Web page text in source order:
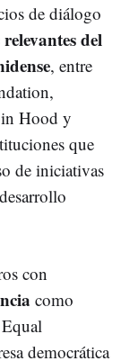
de diálogo
del
, entre
Hood y
que
de iniciativas
con
como
democrática